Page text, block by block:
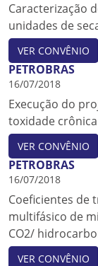
Caracterização
unidades de
VER CONVÊNIO
PETROBRAS
16/07/2018
Execução do
toxidade
VER CONVÊNIO
PETROBRAS
16/07/2018
Coeficientes de
multifásico de
CO2/
VER CONVÊNIO